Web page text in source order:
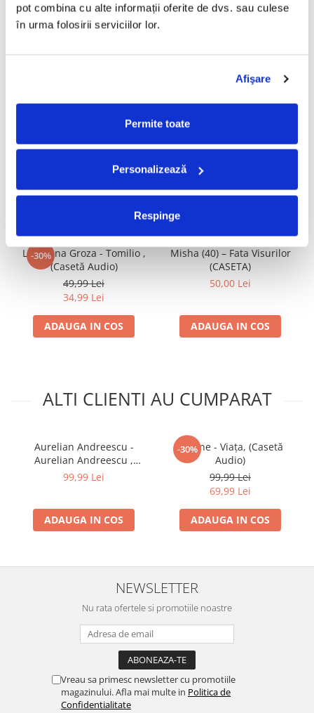
pot combina cu alte informații oferite de dvs. sau culese
în urma folosirii serviciilor lor.
Afişare
Permite toate
Personalizează
Respinge
ADAUGA IN COS
27,99 Lei
ADAUGA IN COS
FRECVENT CUMPARATE
IMPREUNA
-30%
Loredana Groza - Tomilio ,
(Casetă Audio)
49,99 Lei
34,99 Lei
ADAUGA IN COS
Misha (40) – Fata Visurilor
(CASETA)
50,00 Lei
ADAUGA IN COS
ALTI CLIENTI AU CUMPARAT
Aurelian Andreescu -
Aurelian Andreescu ,
(Casetă Audio)
99,99 Lei
ADAUGA IN COS
-30%
Hotline - Viața, (Casetă
Audio)
99,99 Lei
69,99 Lei
ADAUGA IN COS
NEWSLETTER
Nu rata ofertele si promotiile noastre
Vreau sa primesc newsletter cu promotiile
magazinului. Afla mai multe in Politica de
Confidentialitate